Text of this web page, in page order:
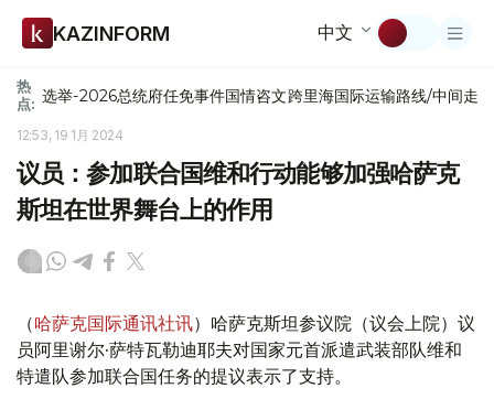
KAZINFORM 中文
热
点: 选举-2026总统府任免事件国情咨文跨里海国际运输路线/中间走廊
12:53, 19 1月 2024
议员：参加联合国维和行动能够加强哈萨克
斯坦在世界舞台上的作用
（哈萨克国际通讯社讯）哈萨克斯坦参议院（议会上院）议
员阿里谢尔·萨特瓦勒迪耶夫对国家元首派遣武装部队维和
特遣队参加联合国任务的提议表示了支持。